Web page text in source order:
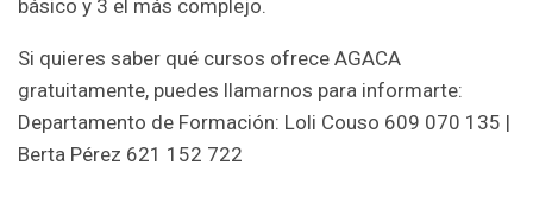
básico y 3 el más complejo.
Si quieres saber qué cursos ofrece AGACA
gratuitamente, puedes llamarnos para informarte:
Departamento de Formación: Loli Couso 609 070 135 |
Berta Pérez 621 152 722